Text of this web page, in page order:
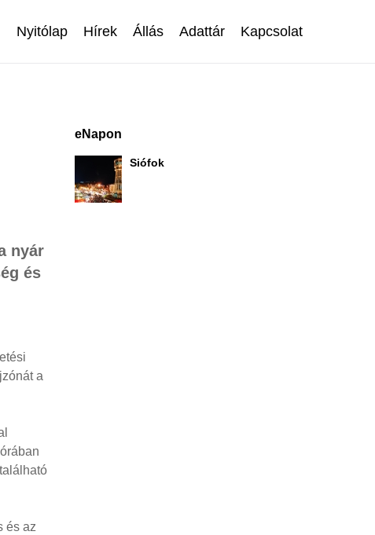
Nyitólap Hírek Állás Adattár Kapcsolat
nyár
és
a
és az
eNapon
Siófok